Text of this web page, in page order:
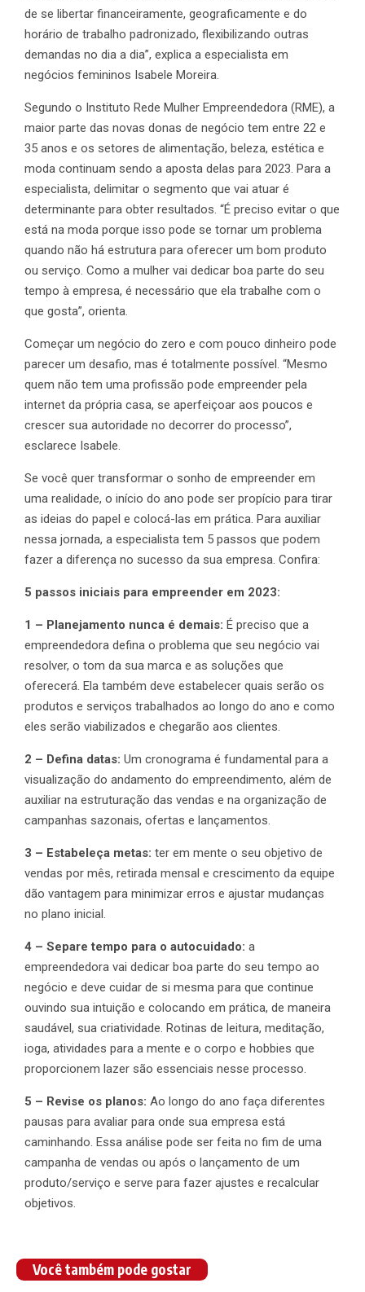
de se libertar financeiramente, geograficamente e do
horário de trabalho padronizado, flexibilizando outras
demandas no dia a dia”, explica a especialista em
negócios femininos Isabele Moreira.
Segundo o Instituto Rede Mulher Empreendedora (RME), a
maior parte das novas donas de negócio tem entre 22 e
35 anos e os setores de alimentação, beleza, estética e
moda continuam sendo a aposta delas para 2023. Para a
especialista, delimitar o segmento que vai atuar é
determinante para obter resultados. “É preciso evitar o que
está na moda porque isso pode se tornar um problema
quando não há estrutura para oferecer um bom produto
ou serviço. Como a mulher vai dedicar boa parte do seu
tempo à empresa, é necessário que ela trabalhe com o
que gosta”, orienta.
Começar um negócio do zero e com pouco dinheiro pode
parecer um desafio, mas é totalmente possível. “Mesmo
quem não tem uma profissão pode empreender pela
internet da própria casa, se aperfeiçoar aos poucos e
crescer sua autoridade no decorrer do processo”,
esclarece Isabele.
Se você quer transformar o sonho de empreender em
uma realidade, o início do ano pode ser propício para tirar
as ideias do papel e colocá-las em prática. Para auxiliar
nessa jornada, a especialista tem 5 passos que podem
fazer a diferença no sucesso da sua empresa. Confira:
5 passos iniciais para empreender em 2023:
1 – Planejamento nunca é demais: É preciso que a
empreendedora defina o problema que seu negócio vai
resolver, o tom da sua marca e as soluções que
oferecerá. Ela também deve estabelecer quais serão os
produtos e serviços trabalhados ao longo do ano e como
eles serão viabilizados e chegarão aos clientes.
2 – Defina datas: Um cronograma é fundamental para a
visualização do andamento do empreendimento, além de
auxiliar na estruturação das vendas e na organização de
campanhas sazonais, ofertas e lançamentos.
3 – Estabeleça metas: ter em mente o seu objetivo de
vendas por mês, retirada mensal e crescimento da equipe
dão vantagem para minimizar erros e ajustar mudanças
no plano inicial.
4 – Separe tempo para o autocuidado: a
empreendedora vai dedicar boa parte do seu tempo ao
negócio e deve cuidar de si mesma para que continue
ouvindo sua intuição e colocando em prática, de maneira
saudável, sua criatividade. Rotinas de leitura, meditação,
ioga, atividades para a mente e o corpo e hobbies que
proporcionem lazer são essenciais nesse processo.
5 – Revise os planos: Ao longo do ano faça diferentes
pausas para avaliar para onde sua empresa está
caminhando. Essa análise pode ser feita no fim de uma
campanha de vendas ou após o lançamento de um
produto/serviço e serve para fazer ajustes e recalcular
objetivos.
Você também pode gostar